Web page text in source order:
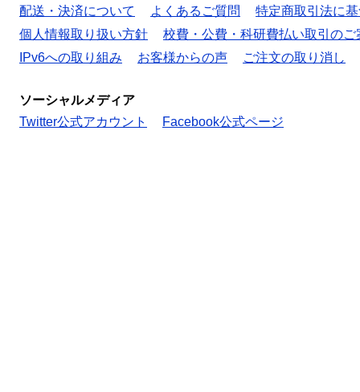
配送・決済について よくあるご質問
特定商取引法に
個人情報取り扱い方針
校費・公費・科研費払い取引のご
IPv6への取り組み
お客様からの声 ご注文の取り消し
ソーシャルメディア
Twitter公式アカウント
Facebook公式ページ